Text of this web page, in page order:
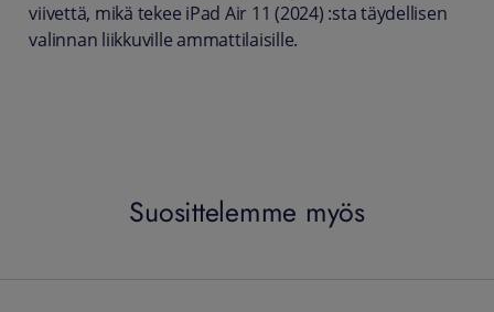
viivettä, mikä tekee iPad Air 11 (2024) :sta täydellisen
valinnan liikkuville ammattilaisille.
Suosittelemme myös